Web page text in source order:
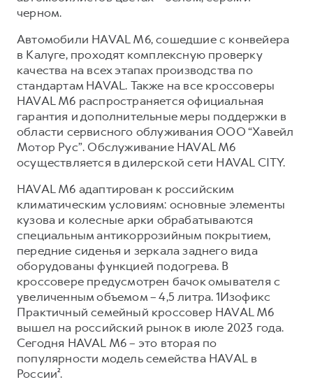
черном.
Автомобили HAVAL M6, сошедшие с конвейера
в Калуге, проходят комплексную проверку
качества на всех этапах производства по
стандартам HAVAL. Также на все кроссоверы
HAVAL M6 распространяется официальная
гарантия и дополнительные меры поддержки в
области сервисного облуживания ООО “Хавейл
Мотор Рус”. Обслуживание HAVAL M6
осуществляется в дилерской сети HAVAL CITY.
HAVAL M6 адаптирован к российским
климатическим условиям: основные элементы
кузова и колесные арки обрабатываются
специальным антикоррозийным покрытием,
передние сиденья и зеркала заднего вида
оборудованы функцией подогрева. В
кроссовере предусмотрен бачок омывателя с
увеличенным объемом – 4,5 литра. 1Изофикс
Практичный семейный кроссовер HAVAL M6
вышел на российский рынок в июле 2023 года.
Сегодня HAVAL M6 – это вторая по
популярности модель семейства HAVAL в
России².